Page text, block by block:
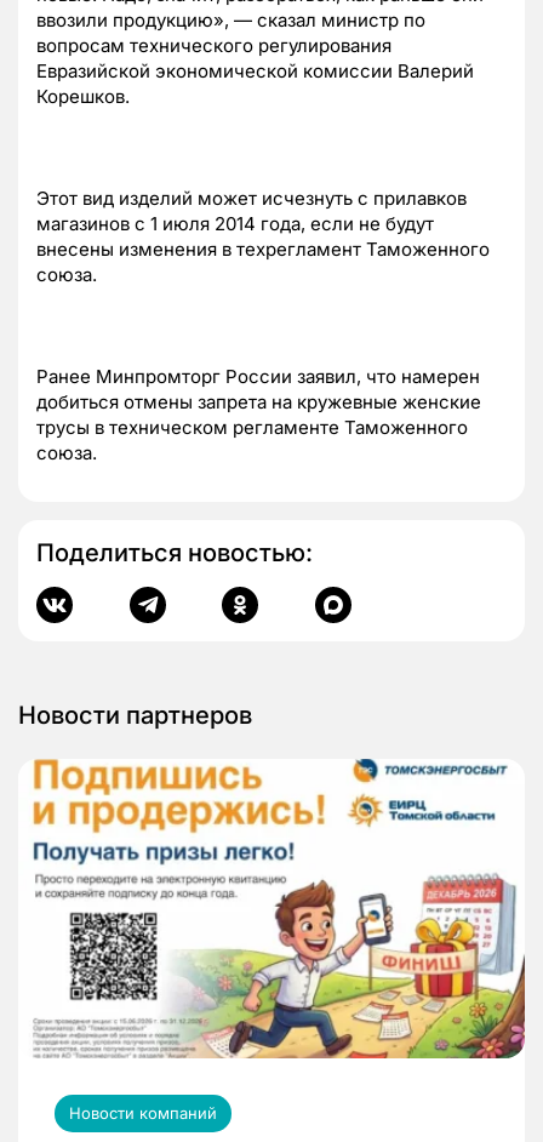
ввозили продукцию», — сказал министр по
вопросам технического регулирования
Евразийской экономической комиссии Валерий
Корешков.
Этот вид изделий может исчезнуть с прилавков
магазинов с 1 июля 2014 года, если не будут
внесены изменения в техрегламент Таможенного
союза.
Ранее Минпромторг России заявил, что намерен
добиться отмены запрета на кружевные женские
трусы в техническом регламенте Таможенного
союза.
Поделиться новостью:
Новости партнеров
Новости компаний